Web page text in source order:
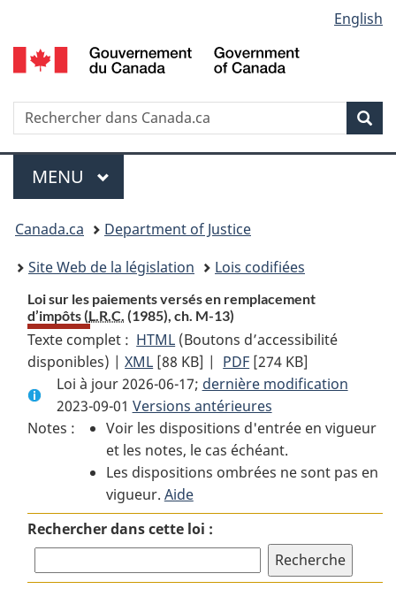
au
contenu
propos
de
la
HTML
simplifiée
selection
English
Recherche
Menu
MENU PRINCIPAL
You
are
here:
Canada.ca
Department of Justice
Site Web de la législation
Lois codifiées
Loi sur les paiements versés en remplacement
d’impôts (L.R.C. (1985), ch. M-13)
Texte complet : HTML Texte
complet
:
Loi
sur
les
paiements
versés
en
remplacement
(Boutons d’accessibilité
disponibles) |XML Texte
complet
:
Loi
sur
les
paiements
versés
en
d’impôts
[88 KB] | PDF Texte
complet
:
Loi
sur
les
versés
remplacement
d’impôts
[274 KB]
Loi à jour 2026-06-17; dernière modification
2023-09-01 Versions antérieures
Notes :
Voir les dispositions d'entrée en vigueur
et les notes, le cas échéant.
Les dispositions ombrées ne sont pas en
vigueur. Aide
Rechercher dans cette loi :